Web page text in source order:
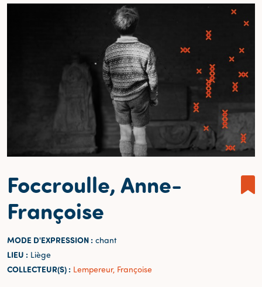
Foccroulle, Anne-
Françoise
MODE D'EXPRESSION : chant
LIEU : Liège
COLLECTEUR(S) : Lempereur, Françoise